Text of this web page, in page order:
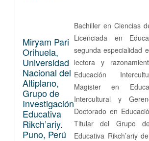
Miryam Pari
Orihuela,
Universidad
Nacional del
Altiplano,
Grupo de
Investigación
Educativa
Rikch’ariy.
Puno, Perú
Bachiller en Ciencias
Licenciada en
segunda especialidad
lectora y
Educación
Magister en
Intercultural y
Doctorado en
Titular del Grupo
Educativa Rikch’ariy